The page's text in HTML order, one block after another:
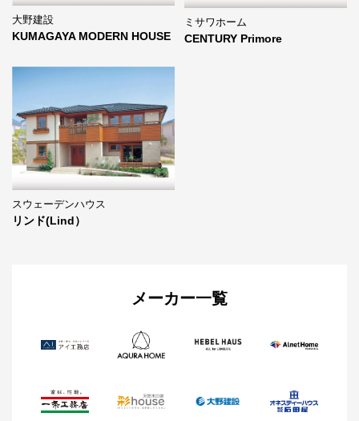
大野建設
KUMAGAYA MODERN HOUSE
ミサワホーム
CENTURY Primore
スウェーデンハウス
リンド(Lind）
メーカー一覧